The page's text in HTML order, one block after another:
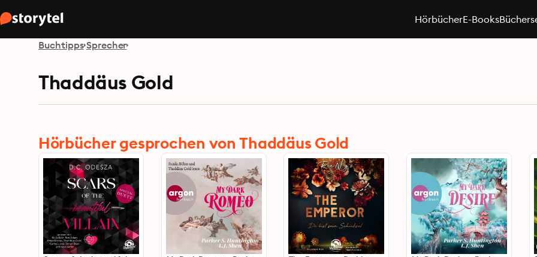
HörbücherE-Books
Buchtipps Sprecher
Thaddäus Gold
Hörbücher gesprochen von Thaddäus Gold